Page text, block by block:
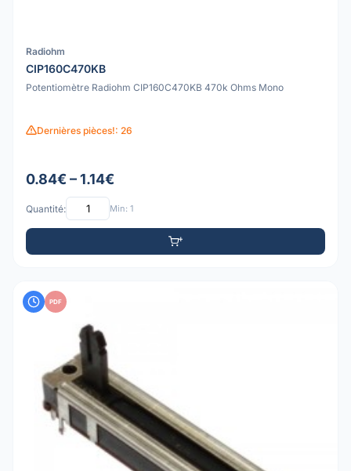
Radiohm
CIP160C470KB
Potentiomètre Radiohm CIP160C470KB 470k Ohms Mono
Dernières pièces!: 26
0.84€ – 1.14€
Quantité: Min: 1
PDF